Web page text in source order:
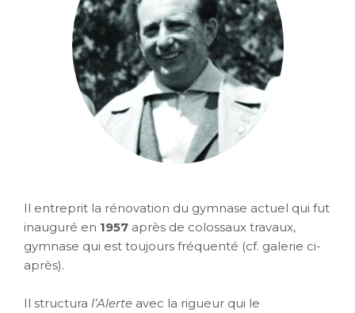
Il entreprit la rénovation du gymnase actuel qui fut
inauguré en 1957 après de colossaux travaux,
gymnase qui est toujours fréquenté (cf. galerie ci-
après).
Il structura l’Alerte avec la rigueur qui le